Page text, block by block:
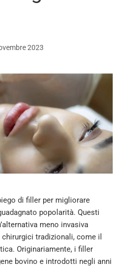
2023
di filler per migliorare
popolarità. Questi
meno invasiva
tradizionali, come il
Originariamente, i filler
bovino e introdotti negli anni